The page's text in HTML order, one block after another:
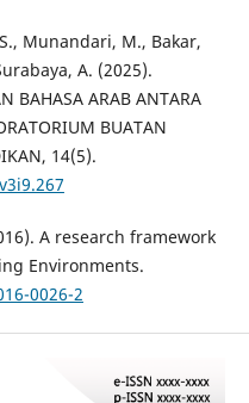
Munandari, M., Bakar,
A. (2025).
BAHASA ARAB ANTARA
BUATAN
14(5).
A research framework
Environments.
0026-2